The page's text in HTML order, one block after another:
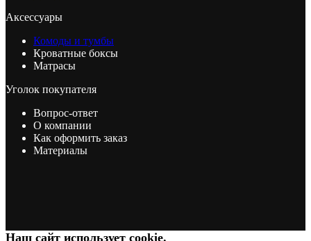
Аксессуары
Комоды и тумбы
Кроватные боксы
Матрасы
Уголок покупателя
Вопрос-ответ
О компании
Как оформить заказ
Материалы
Наш сайт использует cookie.